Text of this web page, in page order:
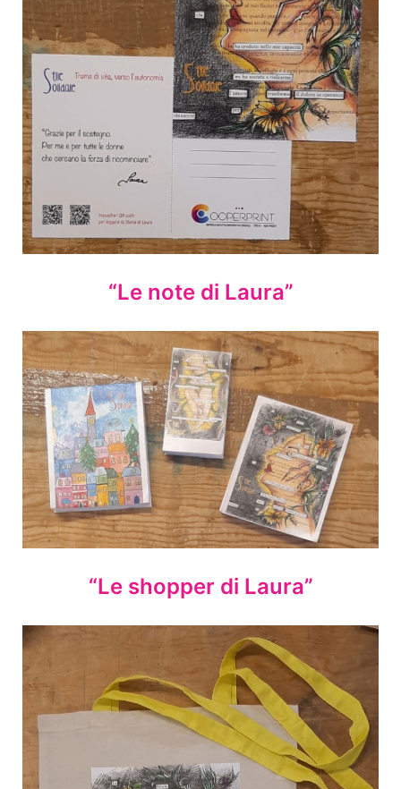
“Le note di Laura”
“Le shopper di Laura”